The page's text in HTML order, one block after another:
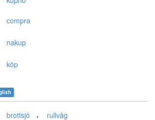
compra
nakup
köp
brottsjö , rullvåg